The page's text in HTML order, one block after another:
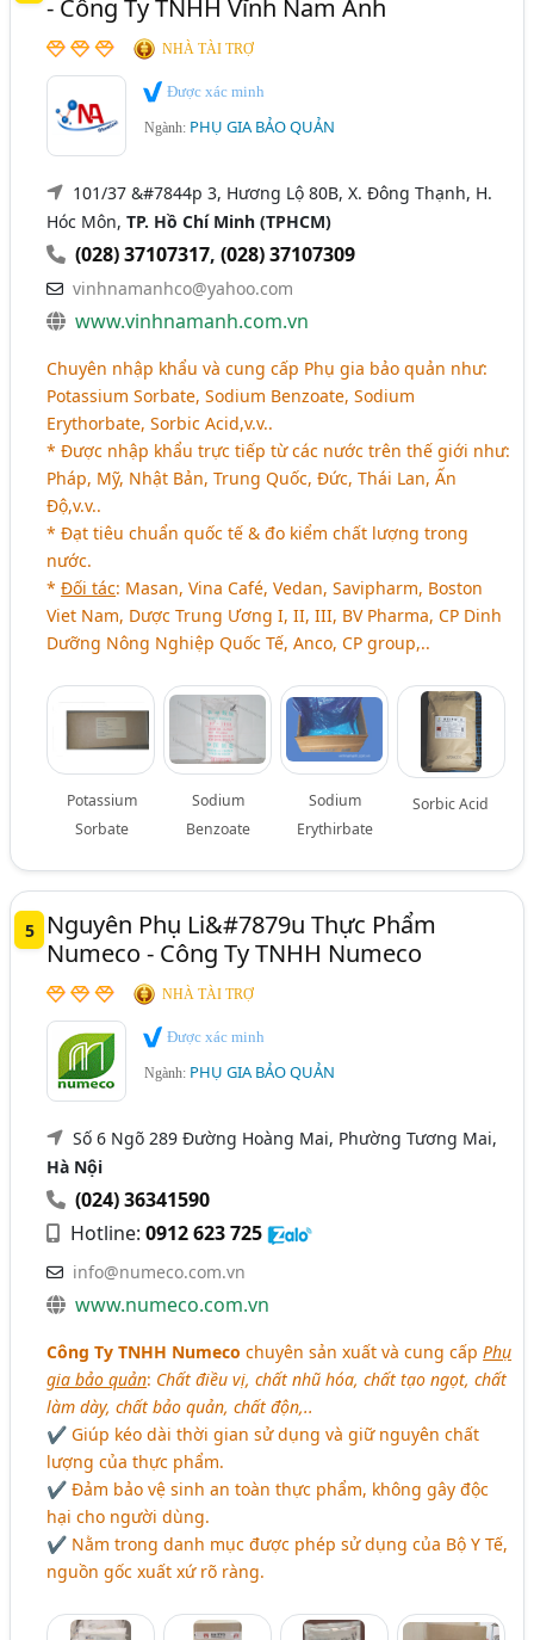
- Công Ty TNHH Vĩnh Nam Anh
NHÀ TÀI TRỢ
Được xác minh
Ngành: PHỤ GIA BẢO QUẢN
101/37 &#7844p 3, Hương Lộ 80B, X. Đông Thạnh, H.
Hóc Môn,TP. Hồ Chí Minh (TPHCM)
(028) 37107317,(028) 37107309
vinhnamanhco@yahoo.com
www.vinhnamanh.com.vn
Chuyên nhập khẩu và cung cấp Phụ gia bảo quản như:
Potassium Sorbate, Sodium Benzoate, Sodium
Erythorbate, Sorbic Acid,v.v..
* Được nhập khẩu trực tiếp từ các nước trên thế giới như:
Pháp, Mỹ, Nhật Bản, Trung Quốc, Đức, Thái Lan, Ấn
Độ,v.v..
* Đạt tiêu chuẩn quốc tế & đo kiểm chất lượng trong
nước.
*Đối tác: Masan, Vina Café, Vedan, Savipharm, Boston
Viet Nam, Dược Trung Ương I, II, III, BV Pharma, CP Dinh
Dưỡng Nông Nghiệp Quốc Tế, Anco, CP group,..
Potassium
Sorbate
Sodium
Benzoate
Sodium
Erythirbate
Sorbic Acid
5
Nguyên Phụ Li&#7879u Thực Phẩm
Numeco - Công Ty TNHH Numeco
NHÀ TÀI TRỢ
Được xác minh
Ngành: PHỤ GIA BẢO QUẢN
Số 6 Ngõ 289 Đường Hoàng Mai, Phường Tương Mai,
Hà Nội
(024) 36341590
Hotline:0912 623 725
info@numeco.com.vn
www.numeco.com.vn
Công Ty TNHH Numeco chuyên sản xuất và cung cấpPhụ
gia bảo quản: Chất điều vị, chất nhũ hóa, chất tạo ngọt, chất
làm dày, chất bảo quản, chất độn,..
✔ Giúp kéo dài thời gian sử dụng và giữ nguyên chất
lượng của thực phẩm.
✔ Đảm bảo vệ sinh an toàn thực phẩm, không gây độc
hại cho người dùng.
✔ Nằm trong danh mục được phép sử dụng của Bộ Y Tế,
nguồn gốc xuất xứ rõ ràng.